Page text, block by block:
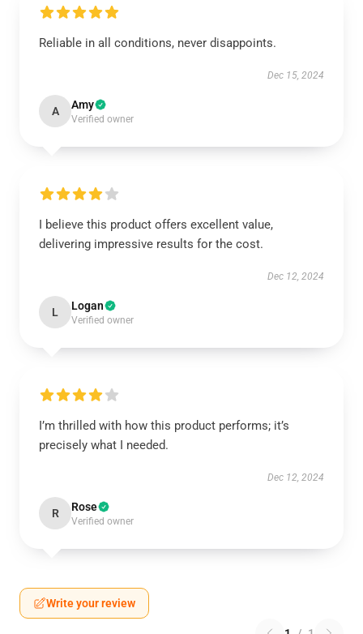
Reliable in all conditions, never disappoints.
Dec 15, 2024
A Amy
Verified owner
I believe this product offers excellent value,
delivering impressive results for the cost.
Dec 12, 2024
L Logan
Verified owner
I’m thrilled with how this product performs; it’s
precisely what I needed.
Dec 12, 2024
R Rose
Verified owner
Write your review